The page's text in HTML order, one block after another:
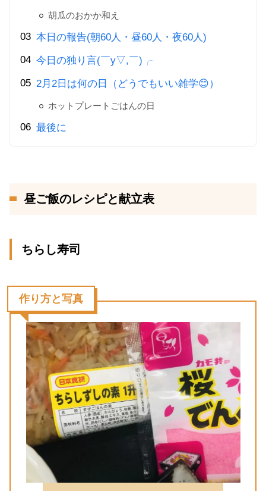
胡瓜のおかか和え
本日の報告(朝60人・昼60人・夜60人)
今日の独り言(￣y▽,￣)╭
2月2日は何の日（どうでもいい雑学😊）
ホットプレートごはんの日
最後に
昼ご飯のレシピと献立表
ちらし寿司
作り方と写真